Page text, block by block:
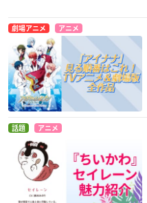
劇場アニメ アニメ
話題 アニメ